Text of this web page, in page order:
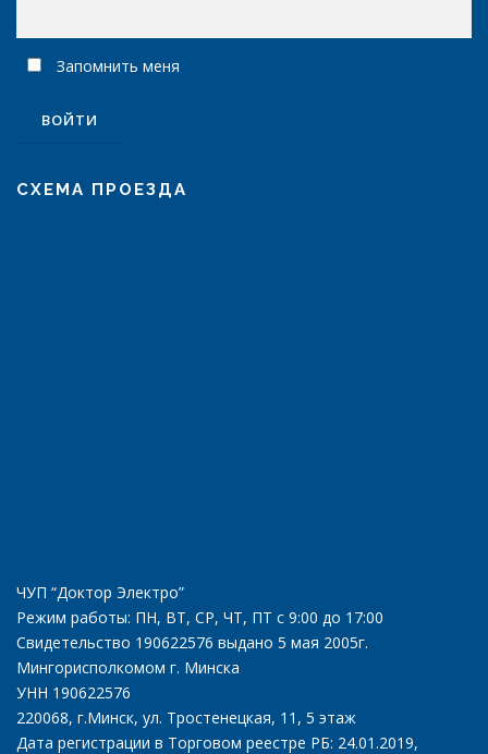
Запомнить меня
СХЕМА ПРОЕЗДА
ЧУП “Доктор Электро”
Режим работы: ПН, ВТ, СР, ЧТ, ПТ с 9:00 до 17:00
Свидетельство 190622576 выдано 5 мая 2005г.
Мингорисполкомом г. Минска
УНН 190622576
220068, г.Минск, ул. Тростенецкая, 11, 5 этаж
Дата регистрации в Торговом реестре РБ: 24.01.2019,